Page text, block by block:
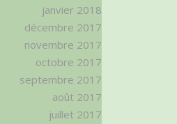
janvier 2018
décembre 2017
novembre 2017
octobre 2017
septembre 2017
août 2017
juillet 2017